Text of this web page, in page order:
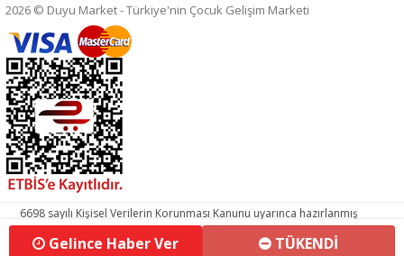
Gelince Haber Ver TÜKENDİ
2026 © Duyu Market - Türkiye'nin Çocuk Gelişim Marketi
6698 sayılı Kişisel Verilerin Korunması Kanunu uyarınca hazırlanmış
aydınlatma metnimizi okumak ve sitemizde ilgili mevzuata uygun